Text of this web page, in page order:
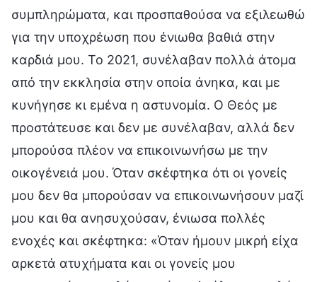
συμπληρώματα, και προσπαθούσα να εξιλεωθώ
για την υποχρέωση που ένιωθα βαθιά στην
καρδιά μου. Το 2021, συνέλαβαν πολλά άτομα
από την εκκλησία στην οποία άνηκα, και με
κυνήγησε κι εμένα η αστυνομία. Ο Θεός με
προστάτευσε και δεν με συνέλαβαν, αλλά δεν
μπορούσα πλέον να επικοινωνήσω με την
οικογένειά μου. Όταν σκέφτηκα ότι οι γονείς
μου δεν θα μπορούσαν να επικοινωνήσουν μαζί
μου και θα ανησυχούσαν, ένιωσα πολλές
ενοχές και σκέφτηκα: «Όταν ήμουν μικρή είχα
αρκετά ατυχήματα και οι γονείς μου